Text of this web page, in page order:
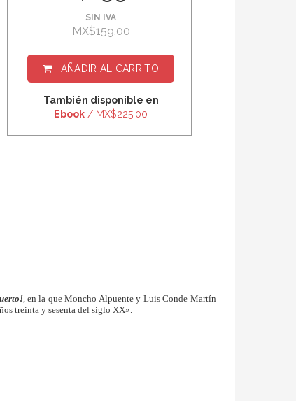
SIN IVA
MX$159.00
AÑADIR AL CARRITO
También disponible en
Ebook / MX$225.00
, en la que Moncho Alpuente y Luis Conde Martín
treinta y sesenta del siglo XX».